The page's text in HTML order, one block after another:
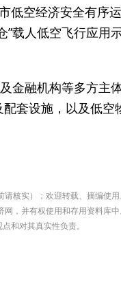
低空经济安全有序
人低空飞行应用
金融机构等多方主
套设施，以及低空
核实）；欢迎转载、摘编使用
，并有权使用和存用资料库中
和对其真实性负责。